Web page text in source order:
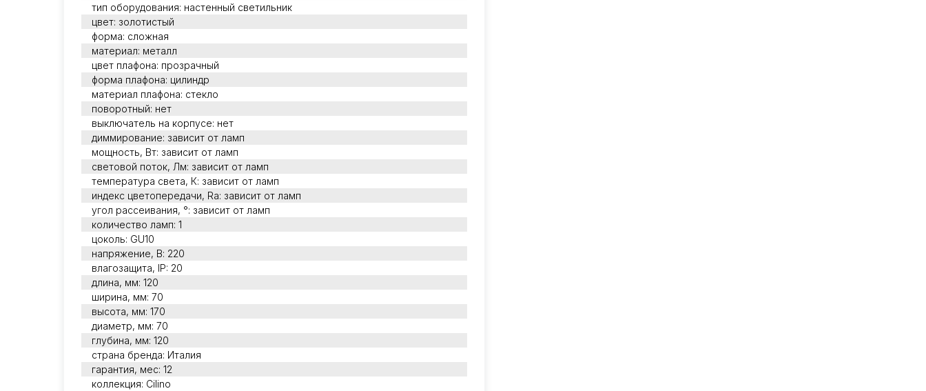
тип оборудования: настенный светильник
цвет: золотистый
форма: сложная
материал: металл
цвет плафона: прозрачный
форма плафона: цилиндр
материал плафона: стекло
поворотный: нет
выключатель на корпусе: нет
диммирование: зависит от ламп
мощность, Вт: зависит от ламп
световой поток, Лм: зависит от ламп
температура света, К: зависит от ламп
индекс цветопередачи, Ra: зависит от ламп
угол рассеивания, °: зависит от ламп
количество ламп: 1
цоколь: GU10
напряжение, В: 220
влагозащита, IP: 20
длина, мм: 120
ширина, мм: 70
высота, мм: 170
диаметр, мм: 70
глубина, мм: 120
страна бренда: Италия
гарантия, мес: 12
коллекция: Cilino